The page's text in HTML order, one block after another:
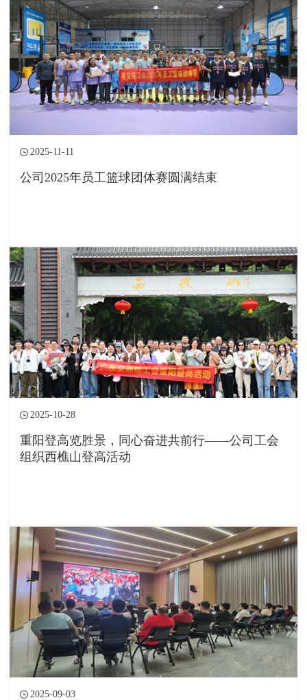
2025-11-11
公司2025年员工篮球团体赛圆满结束
2025-10-28
重阳登高览胜景，同心奋进共前行——公司工会
组织西樵山登高活动
2025-09-03